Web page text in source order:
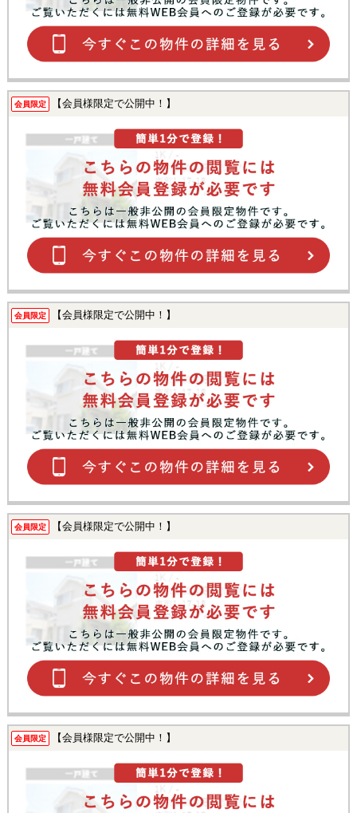
会員限定 【会員様限定で公開中！】
会員限定 【会員様限定で公開中！】
会員限定 【会員様限定で公開中！】
会員限定 【会員様限定で公開中！】